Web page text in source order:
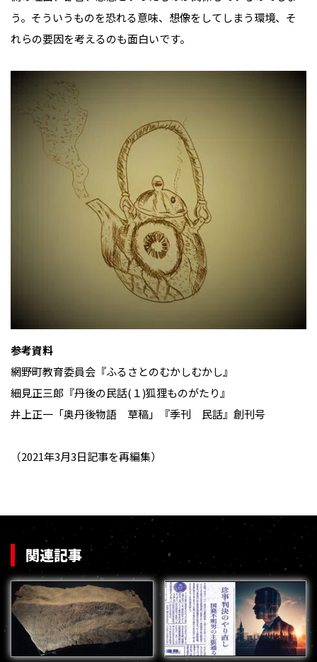
う。そういうものを恐れる意味、想像をしてしまう環境、そ
れらの要因を考えるのも面白いです。
参考資料
網野町教育委員会『ふるさとのむかしむかし』
細見正三郎『丹後の民話(１)狐狸ものがたり』
井上正一「奥丹後物語 草稿」『季刊 民話』創刊号
（2021年3月3日記事を再編集）
関連記事